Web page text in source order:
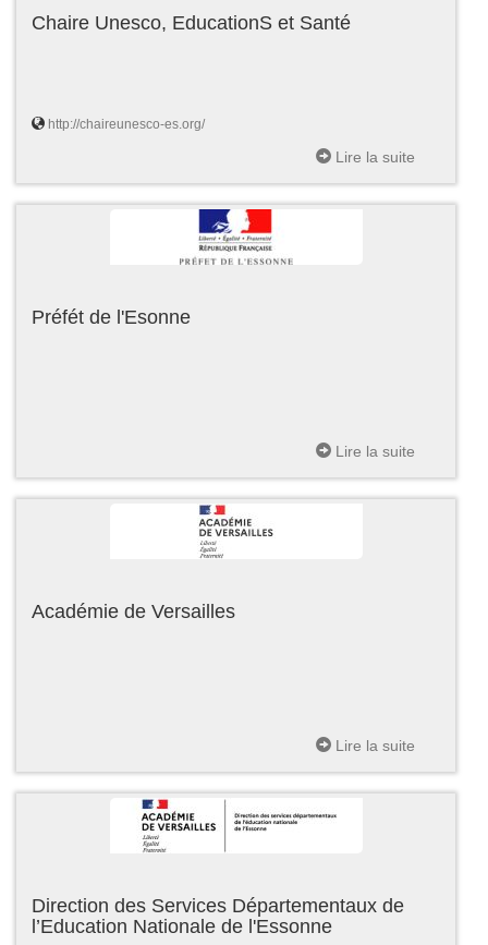
Chaire Unesco, EducationS et Santé
http://chaireunesco-es.org/
Lire la suite
Préfét de l'Esonne
Lire la suite
Académie de Versailles
Lire la suite
Direction des Services Départementaux de
l’Education Nationale de l'Essonne